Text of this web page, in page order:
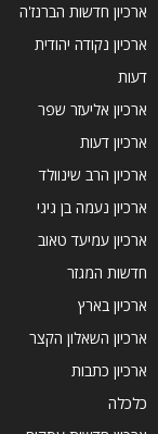
ארכיון חדשות הברנז'ה
ארכיון נקודה יהודית
דעות
ארכיון אליעזר שפר
ארכיון דעות
ארכיון הרב שינוולד
ארכיון נעמה בן גיגי
ארכיון עמיעד טאוב
חדשות המגזר
ארכיון בארץ
ארכיון השאלון הקצר
ארכיון כתבות
כלכלה